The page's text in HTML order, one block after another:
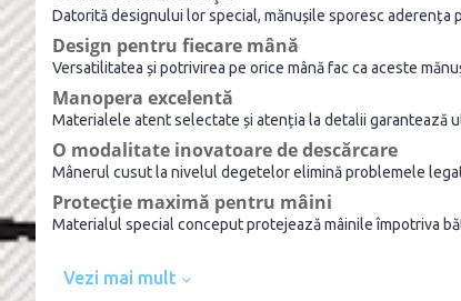
Datorită designului lor special, mănușile sporesc
Design pentru fiecare mână
Versatilitatea și potrivirea pe orice mână fac ca aceste
Manopera excelentă
Materialele atent selectate și atenția la detalii garantează
O modalitate inovatoare de descărcare
Mânerul cusut la nivelul degetelor elimină problemele
Protecție maximă pentru mâini
Materialul special conceput protejează mâinile împotriva
Vezi mai mult